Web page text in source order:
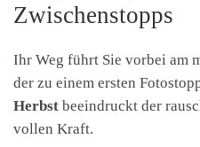
Zwischenstopps
Ihr Weg führt Sie vorbei am
der zu einem ersten
Herbst beeindruckt der
vollen Kraft.